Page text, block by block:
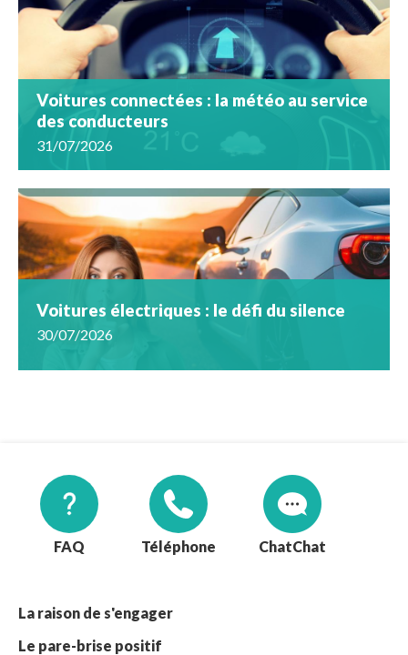
Voitures connectées : la météo au service
des conducteurs
31/07/2026
Voitures électriques : le défi du silence
30/07/2026
FAQ Téléphone Chat
La raison de s'engager
Le pare-brise positif